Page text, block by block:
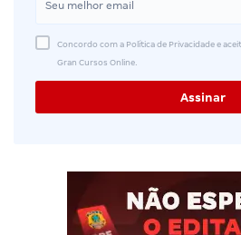
Concordo com a Política de Privacidade e
Gran Cursos Online.